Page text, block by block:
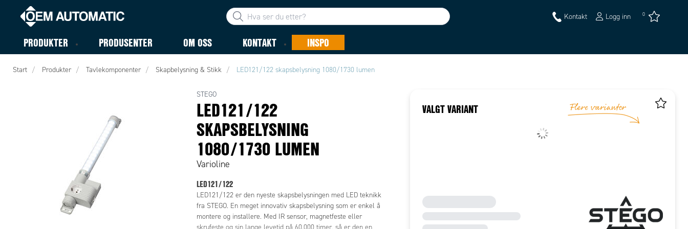
Kontakt Logg inn 0
PRODUKTER PRODUSENTER OM OSS KONTAKT INSPO
Start Produkter Tavlekomponenter Skapbelysning & Stikk LED121/122 skapsbelysning 1080/1730 lumen
STEGO
LED121/122
SKAPSBELYSNING
1080/1730 LUMEN
Varioline
LED121/122
LED121/122 er den nyeste skapsbelysningen med LED teknikk
fra STEGO. En meget innovativ skapsbelysning som er enkel å
montere og installere. Med IR sensor, magnetfeste eller
VALGT VARIANT